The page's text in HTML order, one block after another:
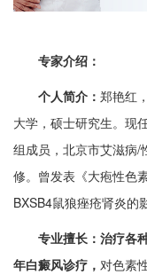
专家介绍：
个人简介： 郑艳红
大学，硕士研究生。现
组成员，北京市艾滋病/
修。曾发表《大疱性色
BXSB4鼠狼痤疮肾炎的
专业擅长：治疗各
年白癜风诊疗， 对色素